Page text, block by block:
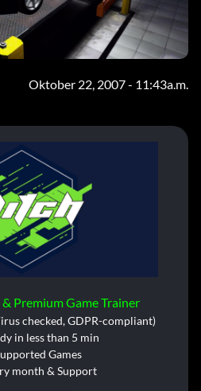
Oktober 22, 2007 - 11:43a.m.
Premium Game Trainer
checked, GDPR-compliant)
in less than 5 min
Games
month & Support